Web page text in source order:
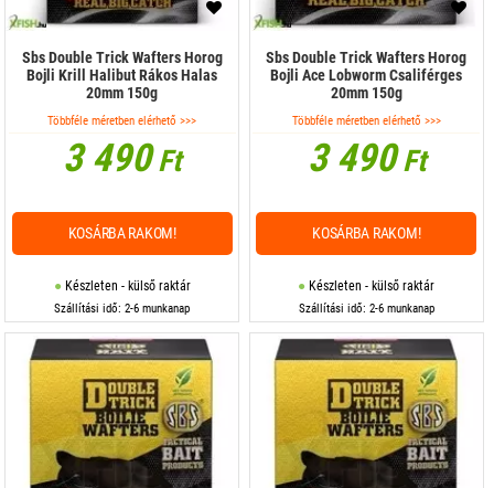
Sbs Double Trick Wafters Horog
Bojli Krill Halibut Rákos Halas
20mm 150g
Többféle méretben elérhető >>>
3 490Ft
Készleten - külső raktár
Szállítási idő: 2-6 munkanap
KOSÁRBA RAKOM!
Sbs Double Trick Wafters Horog
Bojli Ace Lobworm Csaliférges
20mm 150g
Többféle méretben elérhető >>>
3 490Ft
Készleten - külső raktár
Szállítási idő: 2-6 munkanap
KOSÁRBA RAKOM!